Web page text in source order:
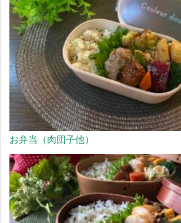
お弁当（肉団子他）